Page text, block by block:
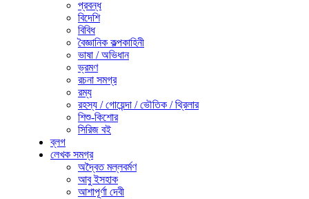
প্রবন্ধ
বিদেশি
বিবিধ
বৈজ্ঞানিক কল্পকাহিনী
ভাষা / অভিধান
ভ্রমণ
রচনা সমগ্র
রম্য
রহস্য / গোয়েন্দা / ভৌতিক / থ্রিলার
শিশু-কিশোর
সিরিজ বই
ব্লগ
লেখক সমগ্র
অদ্বৈত মল্লবর্মণ
আবু ইসহাক
আশাপূর্ণা দেবী